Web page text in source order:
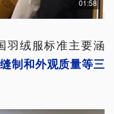
01:58
羽绒服标准主要涵
制和外观质量等三